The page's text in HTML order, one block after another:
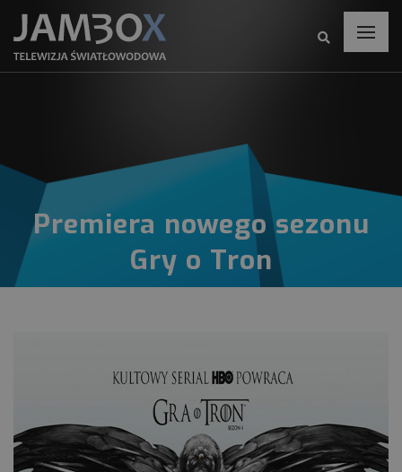
Premiera nowego sezonu
Gry o Tron